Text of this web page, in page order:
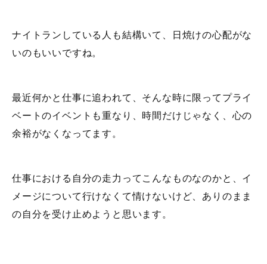
ナイトランしている人も結構いて、日焼けの心配がな
いのもいいですね。
最近何かと仕事に追われて、そんな時に限ってプライ
ベートのイベントも重なり、時間だけじゃなく、心の
余裕がなくなってます。
仕事における自分の走力ってこんなものなのかと、イ
メージについて行けなくて情けないけど、ありのまま
の自分を受け止めようと思います。